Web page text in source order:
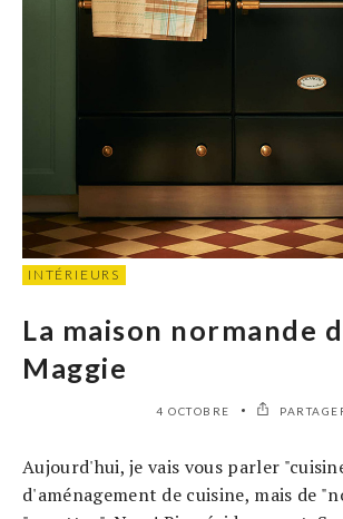
INTÉRIEURS
La maison normande
Maggie
4 OCTOBRE
Aujourd'hui, je vais vous parler
d'aménagement de cuisine, mais de